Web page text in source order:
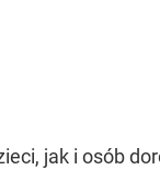
jak i osób